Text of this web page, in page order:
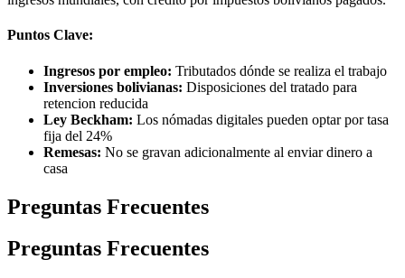
Puntos Clave:
Ingresos por empleo: Tributados dónde se realiza el trabajo
Inversiones bolivianas: Disposiciones del tratado para
retencion reducida
Ley Beckham: Los nómadas digitales pueden optar por tasa
fija del 24%
Remesas: No se gravan adicionalmente al enviar dinero a
casa
Preguntas Frecuentes
Preguntas Frecuentes